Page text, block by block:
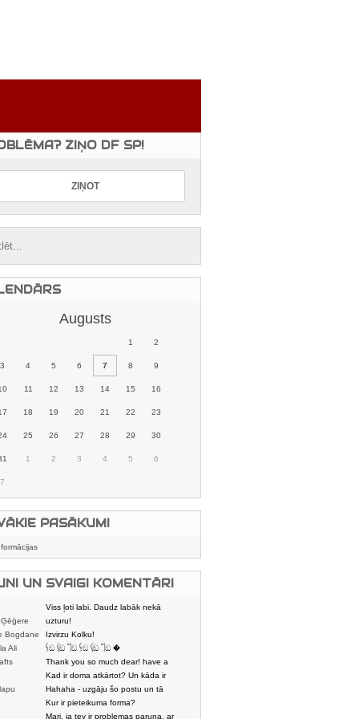
ZIŅO DF SP!
Augusts
1 2
3 4 5 6 7 8 9
11 12 13 14 15 16
18 19 20 21 22 23
25 26 27 28 29 30
1 2 3 4 5 6
7
PASĀKUMI
UN SVAIGI KOMENTĀRI
Viss ļoti labi. Daudz labāk nekā
karstmaizīšu
uzturu!
Bogdane
Izvirzu Kolku!
Ali
𓌜ඞ 𓌱ඞ 𓌏ඞ 𓌜ඞ 𓌱ඞ 𓌏ඞ �
Thank you so much dear! have a
nice day
Kad ir doma atkārtot? Un kāda ir
aptuvenā dalī
Hahaha - uzgāju šo postu un tā
sasmējos. Četr
Kur ir pieteikuma forma?
Mari, ja tev ir problemas paruna, ar